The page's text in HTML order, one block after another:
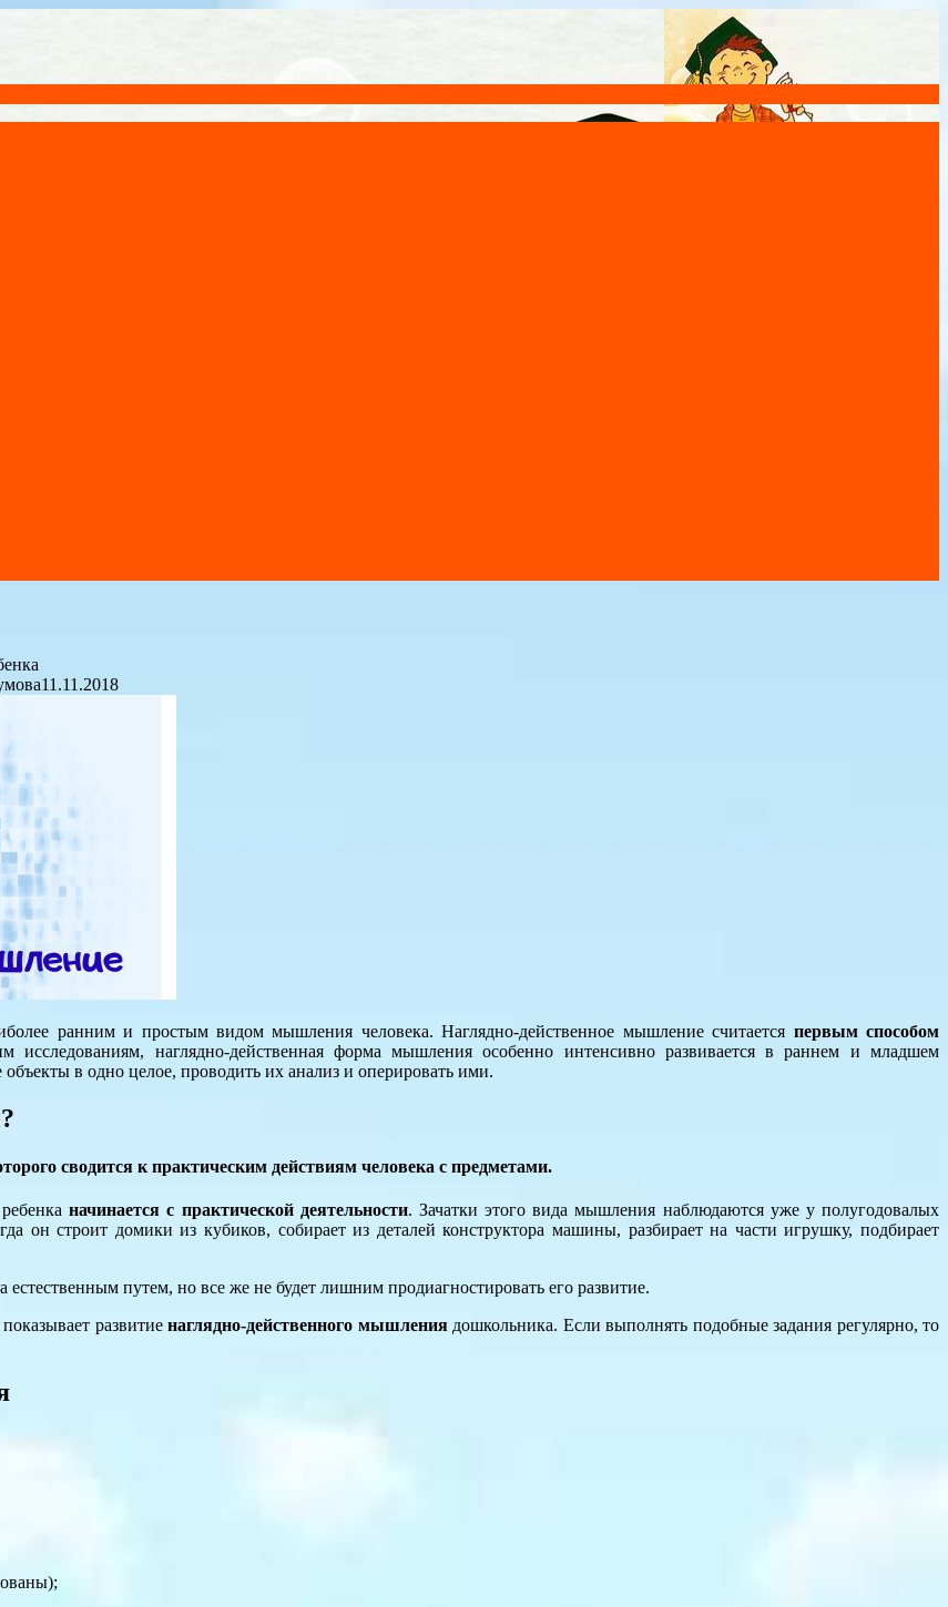
11.11.2018
ранним и простым видом мышления человека. Наглядно-действенное мышление считается первым способом
исследованиям, наглядно-действенная форма мышления особенно интенсивно развивается в раннем и младшем
в одно целое, проводить их анализ и оперировать ими.
сводится к практическим действиям человека с предметами.
начинается с практической деятельности. Зачатки этого вида мышления наблюдаются уже у полугодовалых
он строит домики из кубиков, собирает из деталей конструктора машины, разбирает на части игрушку, подбирает
путем, но все же не будет лишним продиагностировать его развитие.
развитие наглядно-действенного мышлениядошкольника. Если выполнять подобные задания регулярно, то